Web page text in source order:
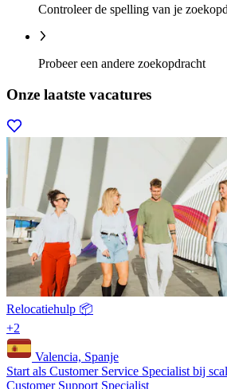
Controleer de spelling van je
Probeer een andere zoekopdracht
Onze laatste vacatures
Relocatiehulp 📦
+2
Valencia, Spanje
Start als Customer Service Specialist bij
Customer Support Specialist